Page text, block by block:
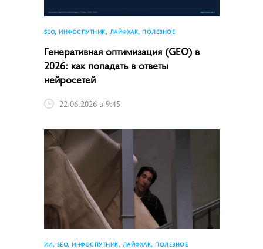
SEO, ИНФОСПУТНИК, ЛАЙФХАК, ПОЛЕЗНОЕ
Генеративная оптимизация (GEO) в
2026: как попадать в ответы
нейросетей
22.06.2026 в 9:45
ИИ, SEO, ИНФОСПУТНИК, ЛАЙФХАК, ПОЛЕЗНОЕ